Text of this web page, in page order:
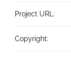
Project URL:
Copyright: